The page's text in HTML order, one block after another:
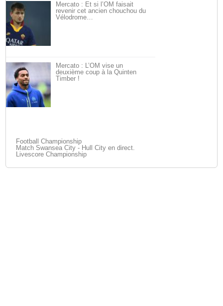
Mercato : Et si l’OM faisait
revenir cet ancien chouchou du
Vélodrome…
Mercato : L’OM vise un
deuxième coup à la Quinten
Timber !
Football Championship
Match Swansea City - Hull City en direct.
Livescore Championship